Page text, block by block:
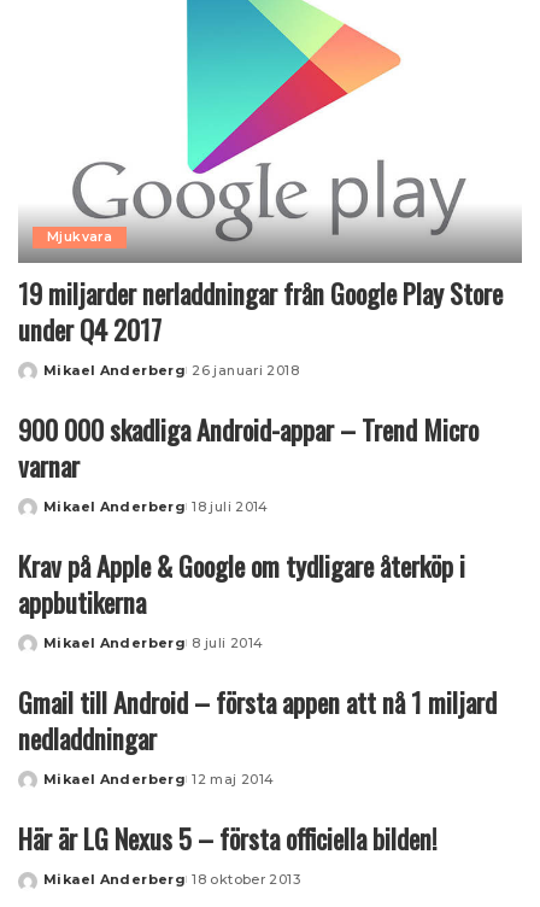
Mjukvara
19 miljarder nerladdningar från Google Play Store
under Q4 2017
Posted
Mikael Anderberg 26 januari 2018
900 000 skadliga Android-appar – Trend Micro
varnar
Posted
Mikael Anderberg 18 juli 2014
Krav på Apple & Google om tydligare återköp i
appbutikerna
Posted
Mikael Anderberg 8 juli 2014
Gmail till Android – första appen att nå 1 miljard
nedladdningar
Posted
Mikael Anderberg 12 maj 2014
Här är LG Nexus 5 – första officiella bilden!
Posted
Mikael Anderberg 18 oktober 2013